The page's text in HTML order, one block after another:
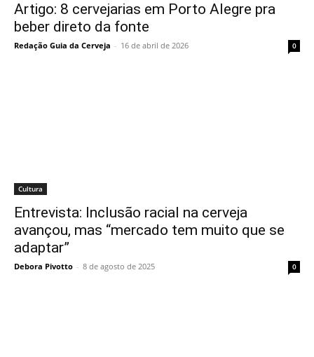
Artigo: 8 cervejarias em Porto Alegre pra
beber direto da fonte
Redação Guia da Cerveja - 16 de abril de 2026 0
Cultura
Entrevista: Inclusão racial na cerveja
avançou, mas “mercado tem muito que se
adaptar”
Debora Pivotto - 8 de agosto de 2025 0